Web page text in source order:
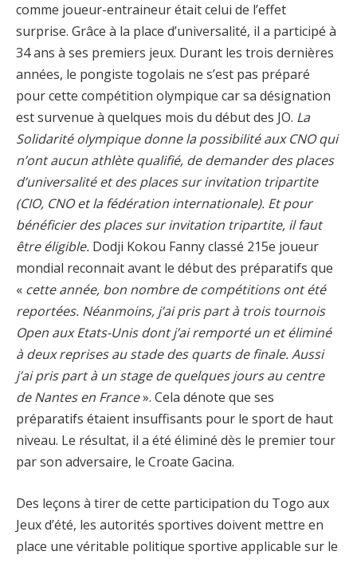
comme joueur-entraineur était celui de l’effet
surprise. Grâce à la place d’universalité, il a participé à
34 ans à ses premiers jeux. Durant les trois dernières
années, le pongiste togolais ne s’est pas préparé
pour cette compétition olympique car sa désignation
est survenue à quelques mois du début des JO. La
Solidarité olympique donne la possibilité aux CNO qui
n’ont aucun athlète qualifié, de demander des places
d’universalité et des places sur invitation tripartite
(CIO, CNO et la fédération internationale). Et pour
bénéficier des places sur invitation tripartite, il faut
être éligible. Dodji Kokou Fanny classé 215e joueur
mondial reconnait avant le début des préparatifs que
« cette année, bon nombre de compétitions ont été
reportées. Néanmoins, j’ai pris part à trois tournois
Open aux Etats-Unis dont j’ai remporté un et éliminé
à deux reprises au stade des quarts de finale. Aussi
j’ai pris part à un stage de quelques jours au centre
de Nantes en France». Cela dénote que ses
préparatifs étaient insuffisants pour le sport de haut
niveau. Le résultat, il a été éliminé dès le premier tour
par son adversaire, le Croate Gacina.
Des leçons à tirer de cette participation du Togo aux
Jeux d’été, les autorités sportives doivent mettre en
place une véritable politique sportive applicable sur le